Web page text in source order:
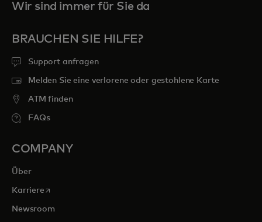
Wir sind immer für Sie da
BRAUCHEN SIE HILFE?
Support anfragen
Melden Sie eine verlorene oder gestohlene Karte
ATM finden
FAQs
COMPANY
Über
Karrierewird in einer neuen Registerkarte geöffnet
Newsroom